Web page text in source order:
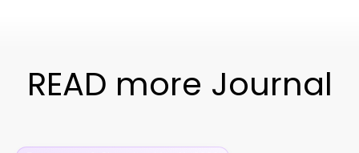
READ more Journal